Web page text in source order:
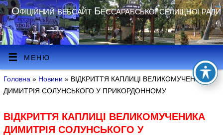
Офіційний вебсайт Бессарабської селищної ради
МЕНЮ
Головна » Новини » ВІДКРИТТЯ КАПЛИЦІ ВЕЛИКОМУЧЕНИКА
ДИМИТРІЯ СОЛУНСЬКОГО У ПРИКОРДОННОМУ
ВІДКРИТТЯ КАПЛИЦІ ВЕЛИКОМУЧЕНИКА
ДИМИТРІЯ СОЛУНСЬКОГО У